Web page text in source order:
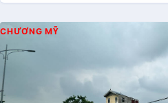
CHƯƠNG MỸ